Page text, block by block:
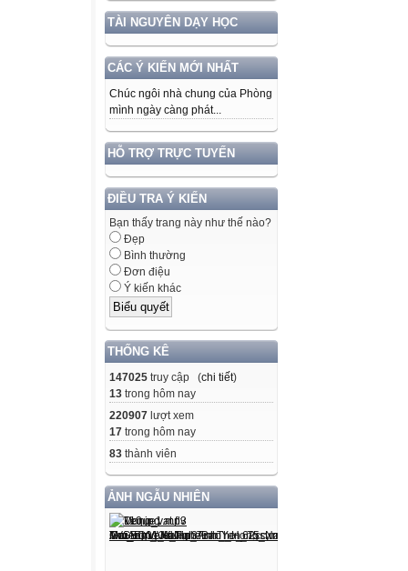
TÀI NGUYÊN DẠY HỌC
CÁC Ý KIẾN MỚI NHẤT
Chúc ngôi nhà chung của Phòng
mình ngày càng phát...
HỖ TRỢ TRỰC TUYẾN
ĐIỀU TRA Ý KIẾN
Bạn thấy trang này như thế nào?
Đẹp
Bình thường
Đơn điệu
Ý kiến khác
THỐNG KÊ
147025 truy cập (chi tiết)
13 trong hôm nay
220907 lượt xem
17 trong hôm nay
83 thành viên
ẢNH NGẪU NHIÊN